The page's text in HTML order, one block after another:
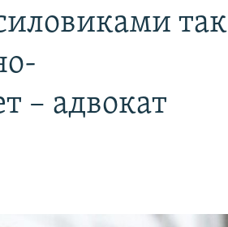
так
– адвокат